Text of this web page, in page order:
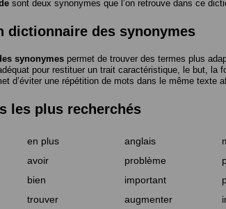
sont deux synonymes que l’on retrouve dans ce
dictionnaire des synonymes
synonymes permet de trouver des termes plus
pour restituer un trait caractéristique, le but,
d’éviter une répétition de mots dans le même texte
les plus recherchés
en plus anglais
avoir problème
bien important
trouver augmenter